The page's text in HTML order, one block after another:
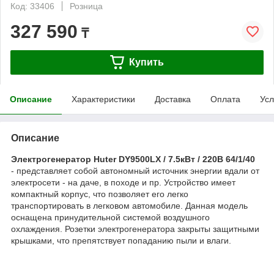
Код: 33406
Розница
327 590 ₸
Купить
Описание Характеристики Доставка Оплата
Описание
Электрогенератор Huter DY9500LХ / 7.5кВт / 220В 64/1/40
- представляет собой автономный источник энергии вдали от
электросети - на даче, в походе и пр. Устройство имеет
компактный корпус, что позволяет его легко
транспортировать в легковом автомобиле. Данная модель
оснащена принудительной системой воздушного
охлаждения. Розетки электрогенератора закрыты защитными
крышками, что препятствует попаданию пыли и влаги.